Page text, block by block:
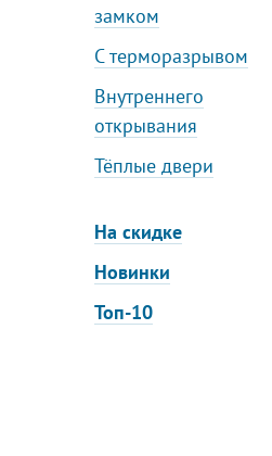
замком
С терморазрывом
Внутреннего
открывания
Тёплые двери
На скидке
Новинки
Топ-10